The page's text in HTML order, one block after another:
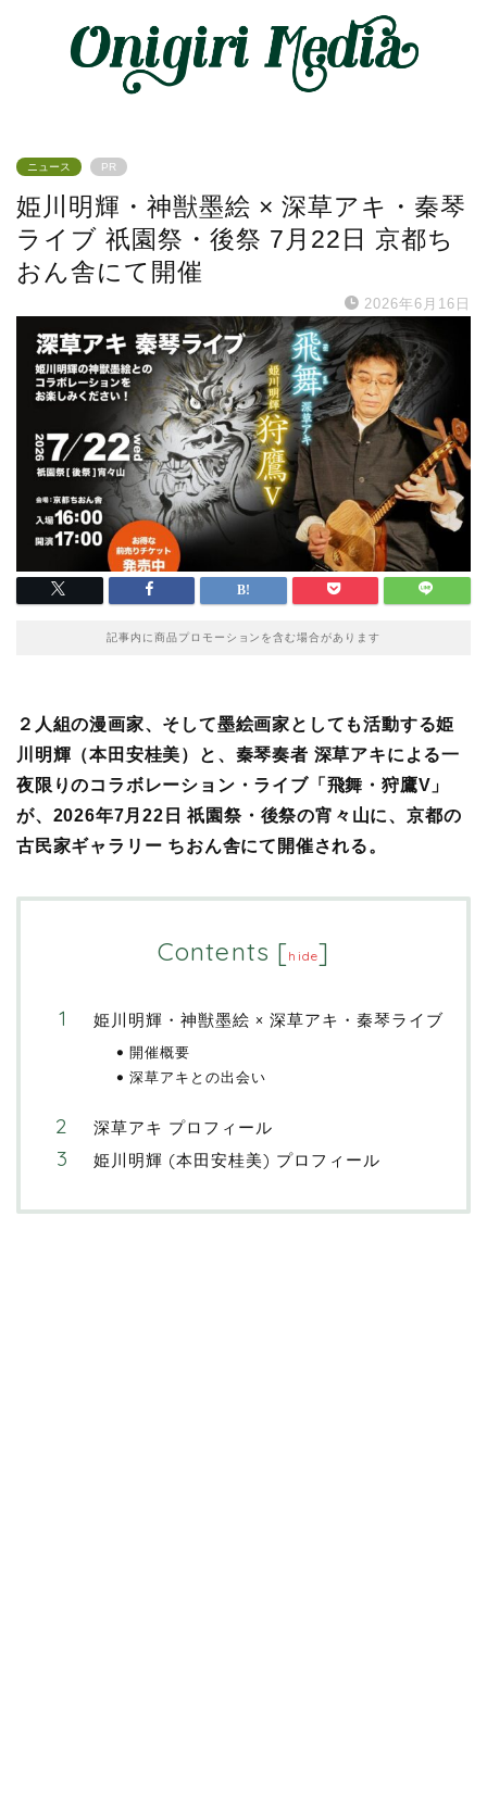
ニュース PR
姫川明輝・神獣墨絵 × 深草アキ・秦琴
ライブ 祇園祭・後祭 7月22日 京都ち
おん舎にて開催
2026年6月16日
記事内に商品プロモーションを含む場合があります
２人組の漫画家、そして墨絵画家としても活動する姫
川明輝（本田安桂美）と、秦琴奏者 深草アキによる一
夜限りのコラボレーション・ライブ「飛舞・狩鷹V」
が、2026年7月22日 祇園祭・後祭の宵々山に、京都の
古民家ギャラリー ちおん舎にて開催される。
Contents [hide]
姫川明輝・神獣墨絵 × 深草アキ・秦琴ライブ
開催概要
深草アキとの出会い
深草アキ プロフィール
姫川明輝 (本田安桂美) プロフィール